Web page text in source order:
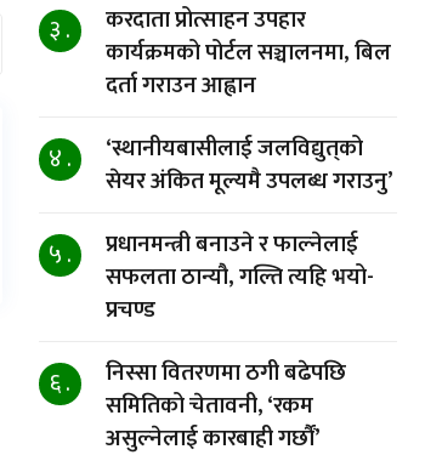
३ .
करदाता प्रोत्साहन उपहार
कार्यक्रमको पोर्टल सञ्चालनमा, बिल
दर्ता गराउन आह्वान
४ .
‘स्थानीयबासीलाई जलविद्युत्‌को
सेयर अंकित मूल्यमै उपलब्ध गराउनु’
५ .
प्रधानमन्त्री बनाउने र फाल्नेलाई
सफलता ठान्यौ, गल्ति त्यहि भयो-
प्रचण्ड
६ .
निस्सा वितरणमा ठगी बढेपछि
समितिको चेतावनी, ‘रकम
असुल्नेलाई कारबाही गर्छाैं’